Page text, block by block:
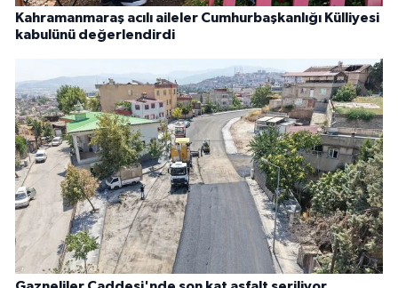
Kahramanmaraş acılı aileler Cumhurbaşkanlığı Külliyesi
kabulünü değerlendirdi